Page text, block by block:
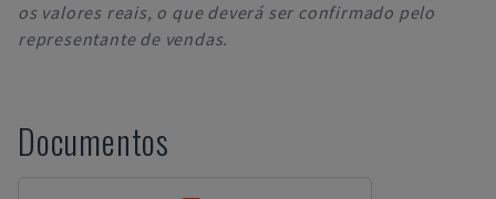
os valores reais, o que deverá ser confirmado pelo
representante de vendas.
Documentos